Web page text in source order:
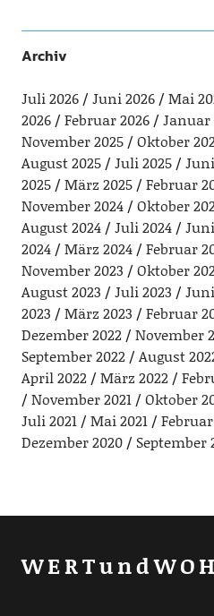
Archiv
Juli 2026 Juni 2026 Mai
2026
Februar 2026 Januar
November 2025
Oktober
August 2025
Juli 2025
2025
März 2025 Februar
November 2024
Oktober
August 2024
Juli 2024
2024
März 2024 Februar
November 2023
Oktober
August 2023
Juli 2023
2023
März 2023 Februar
Dezember 2022
November
September 2022
August
April 2022
März 2022
November 2021
Oktober
Juli 2021
Mai 2021 Februar
Dezember 2020
September